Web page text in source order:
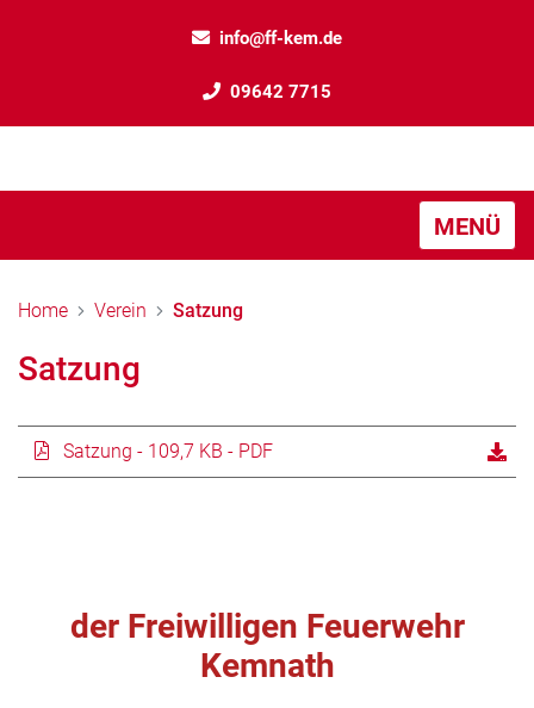
info@ff-kem.de
09642 7715
MENÜ
Home Verein Satzung
Satzung
Satzung - 109,7 KB - PDF
der Freiwilligen Feuerwehr
Kemnath